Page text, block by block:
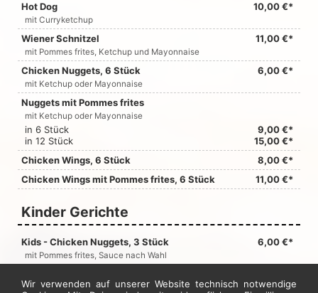
Hot Dog 10,00 €*
mit Curryketchup
Wiener Schnitzel 11,00 €*
mit Pommes frites, Ketchup und Mayonnaise
Chicken Nuggets, 6 Stück 6,00 €*
mit Ketchup oder Mayonnaise
Nuggets mit Pommes frites
mit Ketchup oder Mayonnaise
in 6 Stück
9,00 €*
in 12 Stück
15,00 €*
Chicken Wings, 6 Stück
8,00 €*
Chicken Wings mit Pommes frites, 6 Stück
11,00 €*
Kinder Gerichte
Kids - Chicken Nuggets, 3 Stück 6,00 €*
mit Pommes frites, Sauce nach Wahl
mit Pommes frites, Sauce nach Wahl
Wir verwenden auf unserer Website technisch notwendige